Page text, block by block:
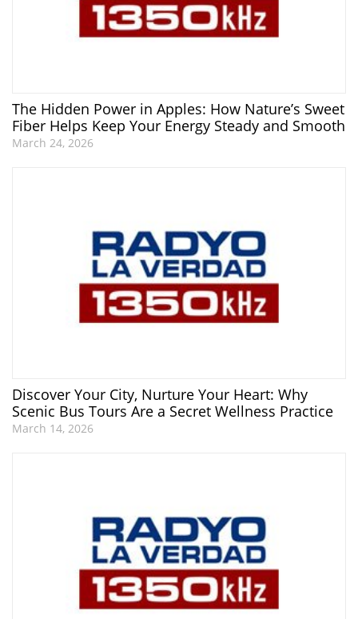
The Hidden Power in Apples: How Nature’s Sweet
Fiber Helps Keep Your Energy Steady and Smooth
March 24, 2026
Discover Your City, Nurture Your Heart: Why
Scenic Bus Tours Are a Secret Wellness Practice
March 14, 2026